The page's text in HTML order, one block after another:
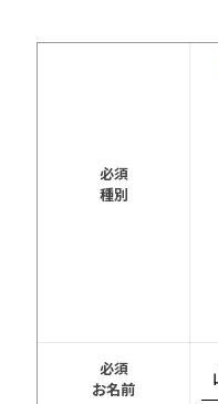
必須
種別
必須
お名前